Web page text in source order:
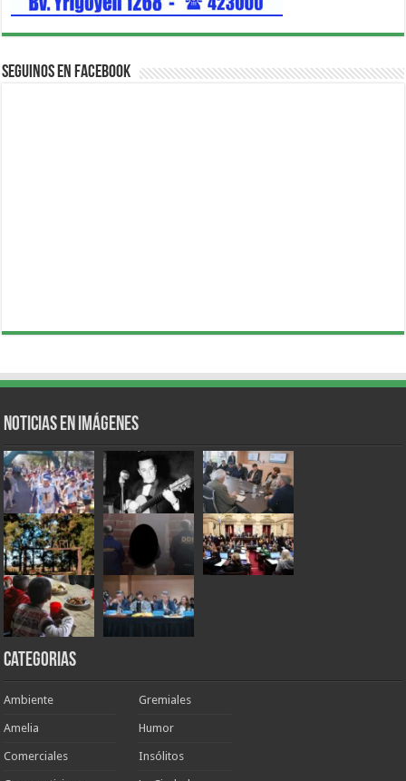
Seguinos en Facebook
Noticias en Imágenes
Categorias
Ambiente
Amelia
Comerciales
Gremiales
Humor
Insólitos